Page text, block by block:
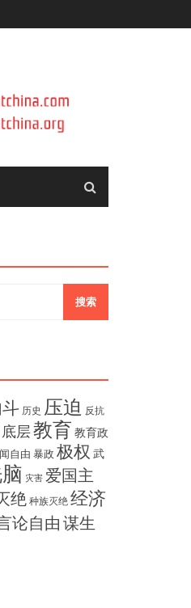
历史 压迫 反抗
底层教育 教育政
自由 暴政 极权 武
灾害 爱国主
绝 种族灭绝 经济
论自由 谋生